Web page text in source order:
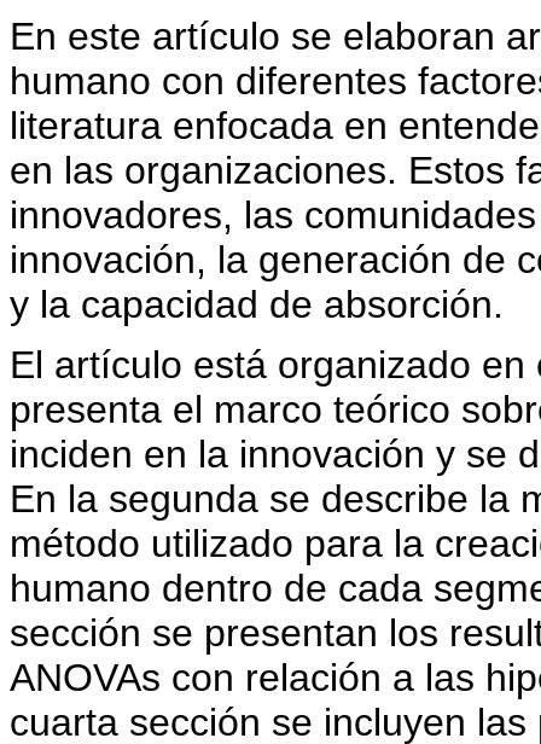
En este artículo se elaboran
humano con diferentes
literatura enfocada en
en las organizaciones. Estos
innovadores, las
innovación, la generación de
y la capacidad de absorción.
El artículo está organizado
presenta el marco teórico
inciden en la innovación y se
En la segunda se describe la
método utilizado para la
humano dentro de cada
sección se presentan los
ANOVAs con relación a las
cuarta sección se incluyen